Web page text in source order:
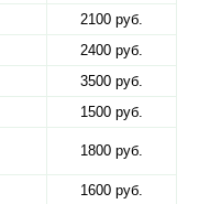
2100 руб.
2400 руб.
3500 руб.
1500 руб.
1800 руб.
1600 руб.